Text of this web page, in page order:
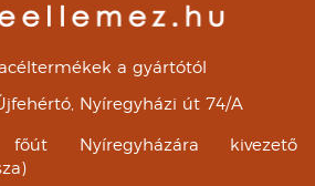
a gyártótól
Nyíregyházi út 74/A
főút Nyíregyházára kivezető